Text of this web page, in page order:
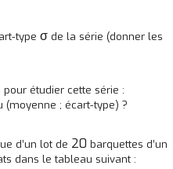
type σ de la série (donner les
étudier cette série :
(moyenne ; écart-type) ?
d’un lot de 20 barquettes d’un
dans le tableau suivant :